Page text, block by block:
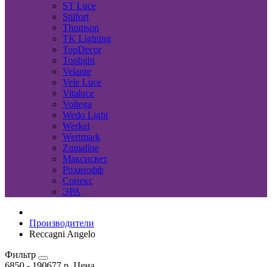
ST Luce
Stilfort
Thomson
TK Lighting
TopDecor
Toplight
Velante
Vele Luce
Vitaluce
Voltega
Wedo Light
Werkel
Wertmark
Zumaline
Максисвет
Розанофф
Сонекс
ЭРА
Производители
Reccagni Angelo
Фильтр